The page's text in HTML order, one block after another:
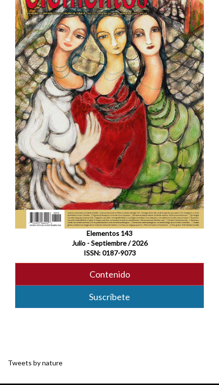
Elementos 143
Julio - Septiembre / 2026
ISSN: 0187-9073
Contenido
Suscríbete
Tweets by nature